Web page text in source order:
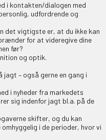
i kontakten/dialogen med
udfordrende og
det vigtigste er, at du ikke kan
for at videregive dine
før?
og optik.
– også gerne en gang i
i nyheder fra markedets
sig indenfor jagt bl.a. på de
skifter, og du kan
i de perioder, hvor vi